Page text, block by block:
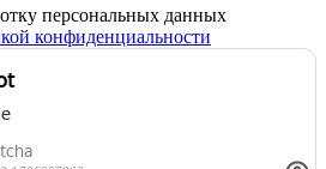
персональных данных
конфиденциальности